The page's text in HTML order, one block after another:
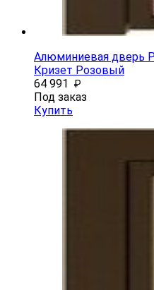
Алюминиевая дверь
Кризет Розовый
64 991
₽
Под заказ
Купить